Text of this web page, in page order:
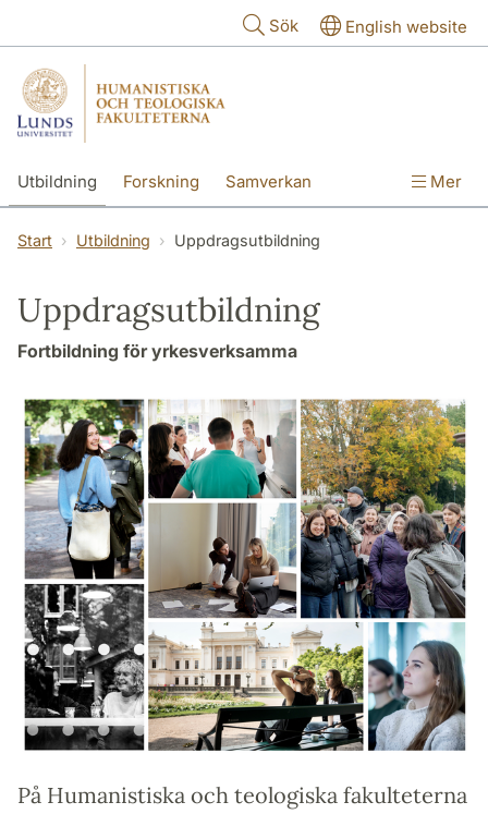
Sök English website
Utbildning Forskning Samverkan Mer
Start Utbildning Uppdragsutbildning
Uppdragsutbildning
Fortbildning för yrkesverksamma
På Humanistiska och teologiska fakulteterna